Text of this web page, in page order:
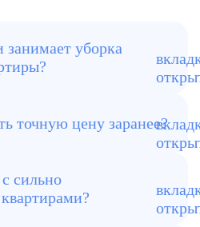
занимает уборка
часов, в
и степени
точную цену заранее?
и фиксирует
сильно
основных
очень грязные и